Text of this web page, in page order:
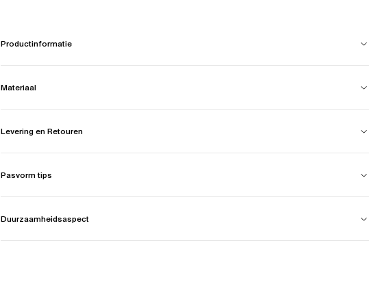
Productinformatie
Materiaal
Levering en Retouren
Pasvorm tips
Duurzaamheidsaspect